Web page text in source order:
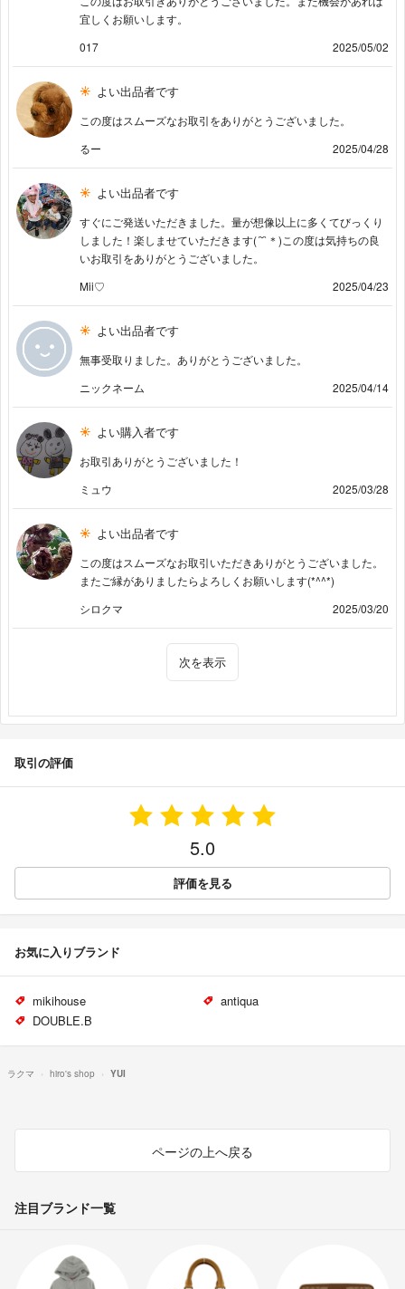
宜しくお願いします。
017
2025/05/02
よい出品者です
この度はスムーズなお取引をありがとうございました。
るー
2025/04/28
よい出品者です
すぐにご発送いただきました。量が想像以上に多くてびっくり
しました！楽しませていただきます(´˘`＊)この度は気持ちの良
いお取引をありがとうございました。
Mii♡
2025/04/23
よい出品者です
無事受取りました。ありがとうございました。
ニックネーム
2025/04/14
よい購入者です
お取引ありがとうございました！
ミュウ
2025/03/28
よい出品者です
この度はスムーズなお取引いただきありがとうございました。
またご縁がありましたらよろしくお願いします(*^^*)
シロクマ
2025/03/20
次を表示
取引の評価
5.0
評価を見る
お気に入りブランド
mikihouse
antiqua
DOUBLE.B
ラクマ hiro's shop YUI
ページの上へ戻る
注目ブランド一覧